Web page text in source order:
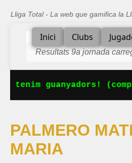
Lliga Total - La web que gamifica la
Inici Clubs
Resultats 9a jornada
tenim guanyadors!
PALMERO
MARIA